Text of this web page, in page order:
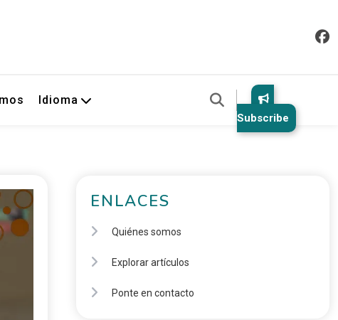
Idioma
Subscribe
ENLACES
Quiénes somos
Explorar artículos
Ponte en contacto